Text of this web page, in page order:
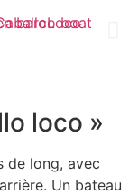
loco »
de long, avec
Un bateau